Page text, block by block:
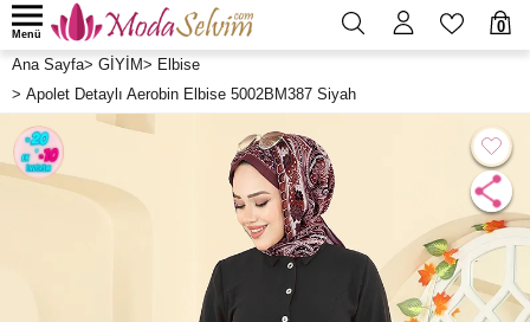
0
Menü
Ana Sayfa> GİYİM> Elbise
> Apolet Detaylı Aerobin Elbise 5002BM387 Siyah